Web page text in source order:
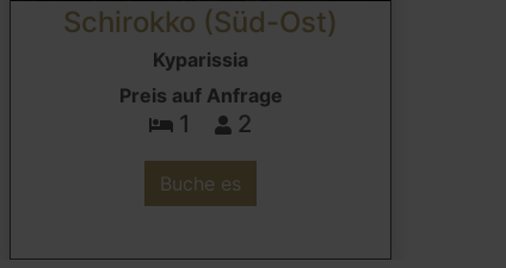
Schirokko (Süd-Ost)
Kyparissia
Preis auf Anfrage
1 2
Buche es